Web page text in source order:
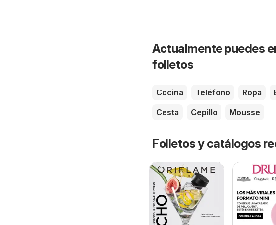
Actualmente puedes
folletos
Cocina Teléfono Ropa
Cesta
Cepillo Mousse
Folletos y catálogos